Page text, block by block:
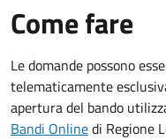
Come fare
Le domande possono
telematicamente
apertura del bando
Bandi Onlinedi Regione